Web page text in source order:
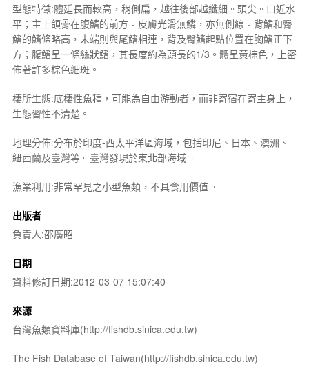
型態特徵:體延長而較高，稍側扁，越往後部越纖細。頭尖。口近水
平；主上頜骨在腹鰭的前方。皮膚光滑無鱗，亦無側線。背鰭和臀
鰭的鰭條略高，末端則與尾鰭相連，背及臀鰭起點位置在胸鰭正下
方；腹鰭呈一條絲狀鰭，其長度約為頭長的1/3。體呈黃棕色，上密
佈著許多棕色細斑。
棲所生態:底棲性魚種，可能為自由游動者，而非寄宿在寄主身上，
生態習性不清楚。
地理分佈:分布於印度-西太平洋區海域，包括印尼、日本、澳洲、
紐西蘭及臺灣等。臺灣發現於東北部海域。
漁業利用:非常罕見之小型魚類，不具食用價值。
出版者
負責人:邵廣昭
日期
資料修訂日期:2012-03-07 15:07:40
來源
台灣魚類資料庫(http://fishdb.sinica.edu.tw)
The Fish Database of Taiwan(http://fishdb.sinica.edu.tw)